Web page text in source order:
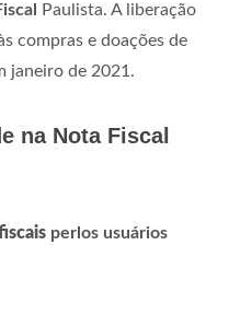
Paulista. A liberação
compras e doações de
janeiro de 2021.
na Nota Fiscal
perlos usuários